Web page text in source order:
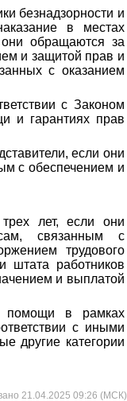
безнадзорности и
в местах
обращаются за
и защитой прав и
с оказанием
с Законом
и гарантиях прав
если они
с обеспечением и
лет, если они
связанным с
трудового
штата работников
и выплатой
помощи в рамках
с иными
другие категории
21.04.2025 09:26 (МСК)